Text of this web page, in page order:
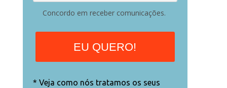
Concordo em receber comunicações.
EU QUERO!
* Veja como nós tratamos os seus